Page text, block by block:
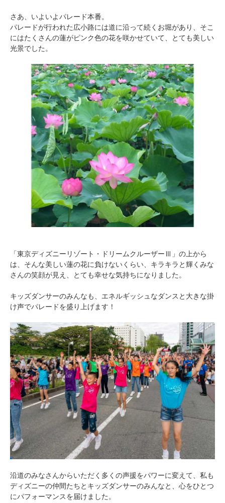
さあ、いよいよパレード本番。
パレードが行われた広小路には道に沿って続くお堀があり、そこ
にはたくさんの蓮がピンク色の花を咲かせていて、とても美しい
光景でした。
「東京ディズニーリゾート・ドリームクルーザーⅢ」の上から
は、そんな美しい蓮の花に負けないくらい、キラキラと輝くみな
さんの笑顔が見え、とても幸せな気持ちになりました。
キッズダンサーのみんなも、エネルギッシュなダンスと大きな掛
け声でパレードを盛り上げます！
沿道のみなさんからいただく多くの声援をパワーに変えて、私も
ディズニーの仲間たちとキッズダンサーのみんなと、心をひとつ
にパフォーマンスを届けました。